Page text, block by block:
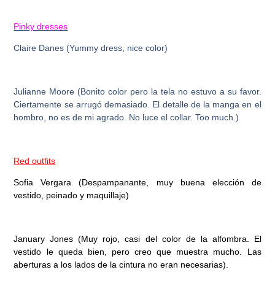
Pinky dresses
Claire Danes (Yummy dress, nice color)
Julianne Moore (Bonito color pero la tela no estuvo a su favor.
Ciertamente se arrugó demasiado. El detalle de la manga en el
hombro, no es de mi agrado. No luce el collar. Too much.)
Red outfits
Sofia Vergara (Despampanante, muy buena elección de
vestido, peinado y maquillaje)
January Jones (Muy rojo, casi del color de la alfombra. El
vestido le queda bien, pero creo que muestra mucho. Las
aberturas a los lados de la cintura no eran necesarias).